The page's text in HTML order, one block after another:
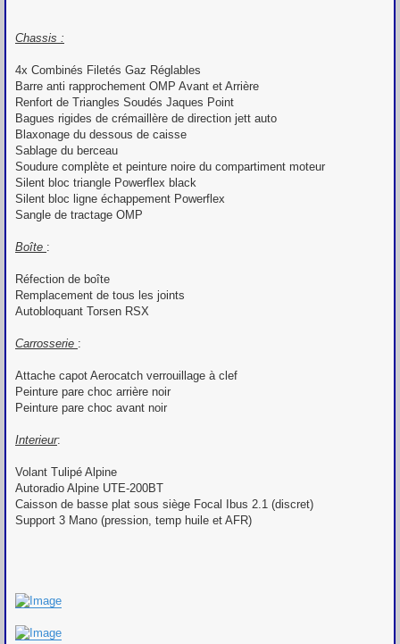
Chassis :
4x Combinés Filetés Gaz Réglables
Barre anti rapprochement OMP Avant et Arrière
Renfort de Triangles Soudés Jaques Point
Bagues rigides de crémaillère de direction jett auto
Blaxonage du dessous de caisse
Sablage du berceau
Soudure complète et peinture noire du compartiment moteur
Silent bloc triangle Powerflex black
Silent bloc ligne échappement Powerflex
Sangle de tractage OMP
Boîte :
Réfection de boîte
Remplacement de tous les joints
Autobloquant Torsen RSX
Carrosserie :
Attache capot Aerocatch verrouillage à clef
Peinture pare choc arrière noir
Peinture pare choc avant noir
Interieur:
Volant Tulipé Alpine
Autoradio Alpine UTE-200BT
Caisson de basse plat sous siège Focal Ibus 2.1 (discret)
Support 3 Mano (pression, temp huile et AFR)